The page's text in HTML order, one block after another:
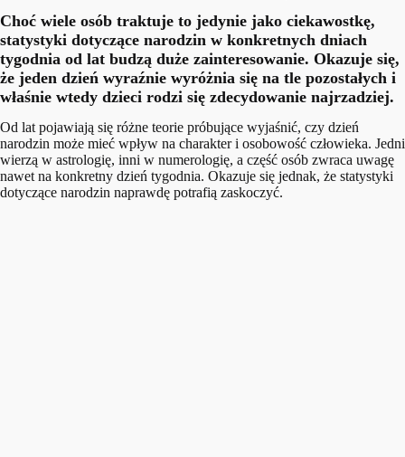
Choć wiele osób traktuje to jedynie jako ciekawostkę,
statystyki dotyczące narodzin w konkretnych dniach
tygodnia od lat budzą duże zainteresowanie. Okazuje się,
że jeden dzień wyraźnie wyróżnia się na tle pozostałych i
właśnie wtedy dzieci rodzi się zdecydowanie najrzadziej.
Od lat pojawiają się różne teorie próbujące wyjaśnić, czy dzień
narodzin może mieć wpływ na charakter i osobowość człowieka. Jedni
wierzą w astrologię, inni w numerologię, a część osób zwraca uwagę
nawet na konkretny dzień tygodnia. Okazuje się jednak, że statystyki
dotyczące narodzin naprawdę potrafią zaskoczyć.